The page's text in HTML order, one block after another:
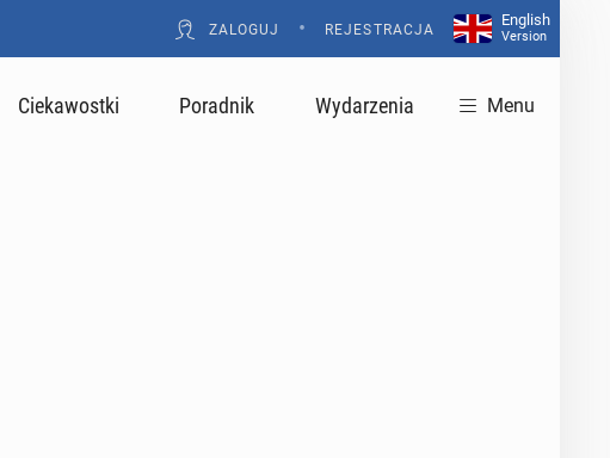
ZALOGUJ • REJESTRACJA
English
Version
Ciekawostki Poradnik Wydarzenia Menu